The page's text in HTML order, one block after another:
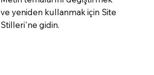
ve yeniden kullanmak için Site
Stilleri'ne gidin.